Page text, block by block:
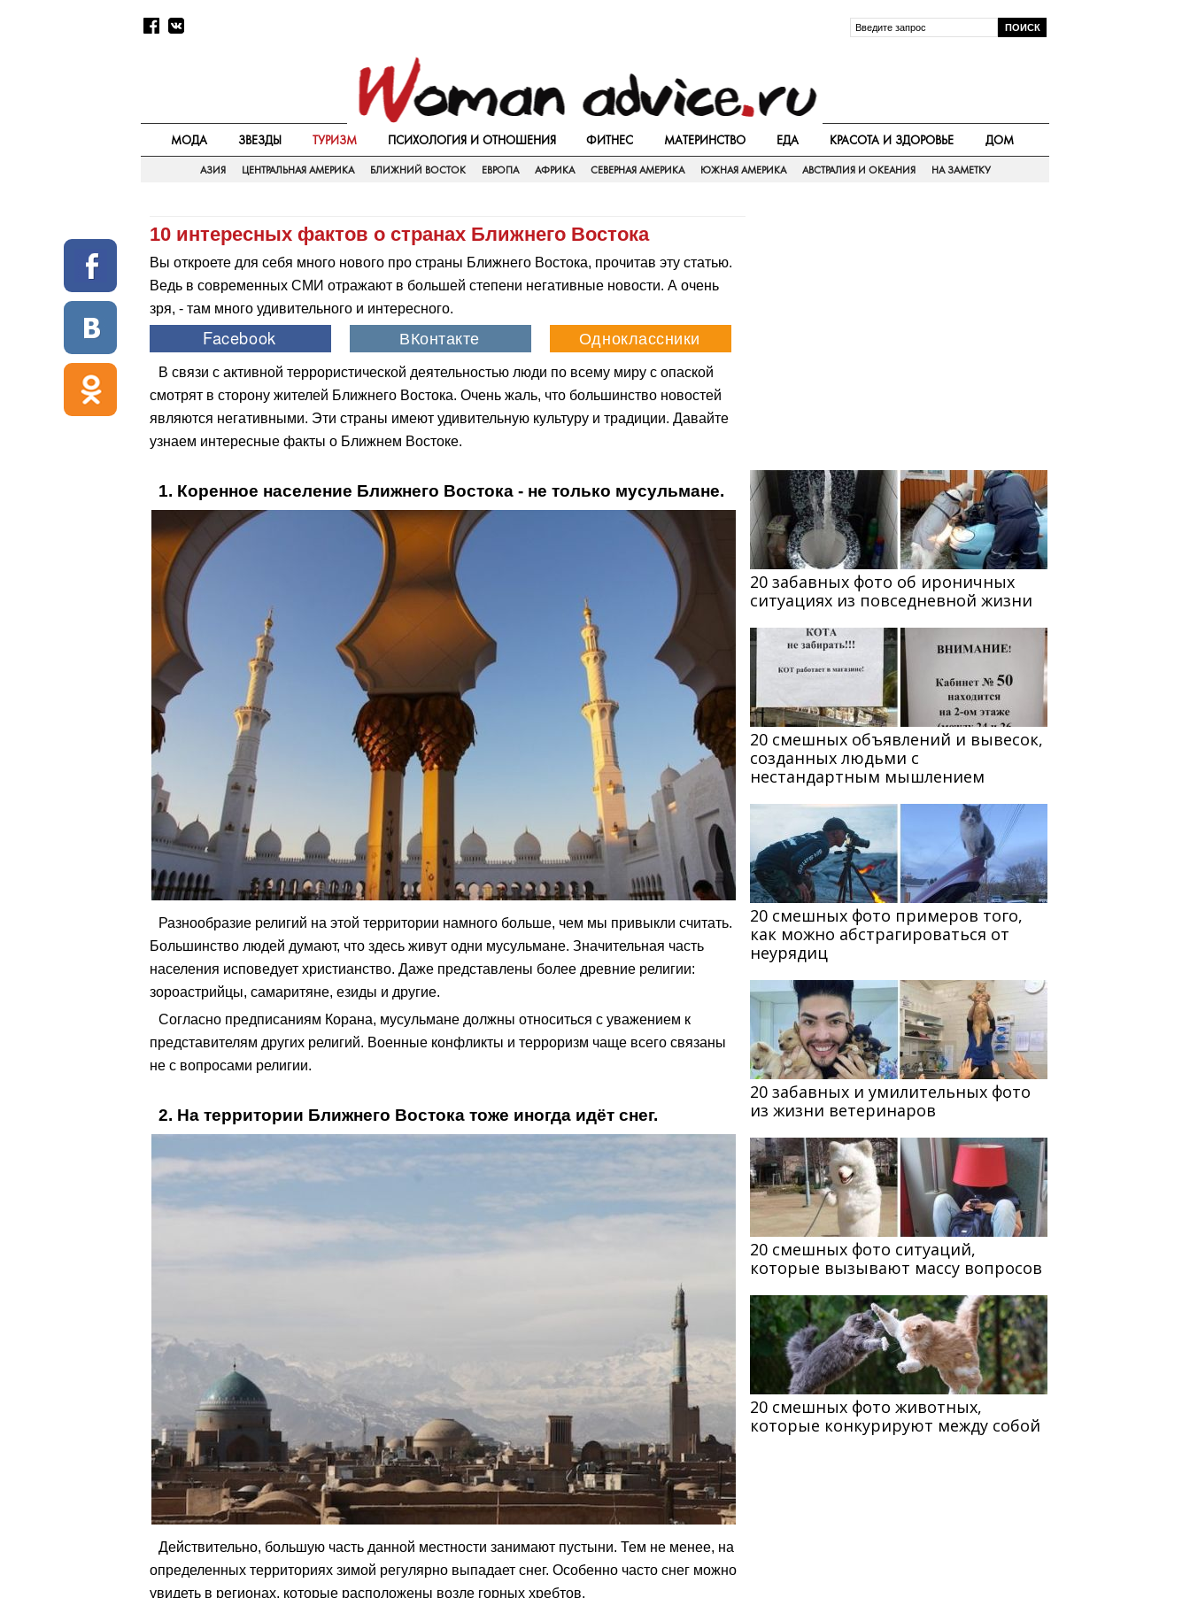
МОДА ЗВЕЗДЫ ТУРИЗМ ПСИХОЛОГИЯ И ОТНОШЕНИЯ ФИТНЕС МАТЕРИНСТВО ЕДА КРАСОТА И ЗДОРОВЬЕ ДОМ
АЗИЯ ЦЕНТРАЛЬНАЯ АМЕРИКА БЛИЖНИЙ ВОСТОК ЕВРОПА АФРИКА СЕВЕРНАЯ АМЕРИКА ЮЖНАЯ АМЕРИКА АВСТРАЛИЯ И ОКЕАНИЯ НА ЗАМЕТКУ
10 интересных фактов о странах Ближнего Востока
Вы откроете для себя много нового про страны Ближнего Востока, прочитав эту статью.
Ведь в современных СМИ отражают в большей степени негативные новости. А очень
зря, - там много удивительного и интересного.
В связи с активной террористической деятельностью люди по всему миру с опаской
смотрят в сторону жителей Ближнего Востока. Очень жаль, что большинство новостей
являются негативными. Эти страны имеют удивительную культуру и традиции. Давайте
узнаем интересные факты о Ближнем Востоке.
1. Коренное население Ближнего Востока - не только мусульмане.
Разнообразие религий на этой территории намного больше, чем мы привыкли считать.
Большинство людей думают, что здесь живут одни мусульмане. Значительная часть
населения исповедует христианство. Даже представлены более древние религии:
зороастрийцы, самаритяне, езиды и другие.
Согласно предписаниям Корана, мусульмане должны относиться с уважением к
представителям других религий. Военные конфликты и терроризм чаще всего связаны
не с вопросами религии.
2. На территории Ближнего Востока тоже иногда идёт снег.
Действительно, большую часть данной местности занимают пустыни. Тем не менее, на
определенных территориях зимой регулярно выпадает снег. Особенно часто снег можно
увидеть в регионах, которые расположены возле горных хребтов.
20 забавных фото об ироничных
ситуациях из повседневной жизни
20 смешных объявлений и вывесок,
созданных людьми с
нестандартным мышлением
20 смешных фото примеров того,
как можно абстрагироваться от
неурядиц
20 забавных и умилительных фото
из жизни ветеринаров
20 смешных фото ситуаций,
которые вызывают массу вопросов
20 смешных фото животных,
которые конкурируют между собой